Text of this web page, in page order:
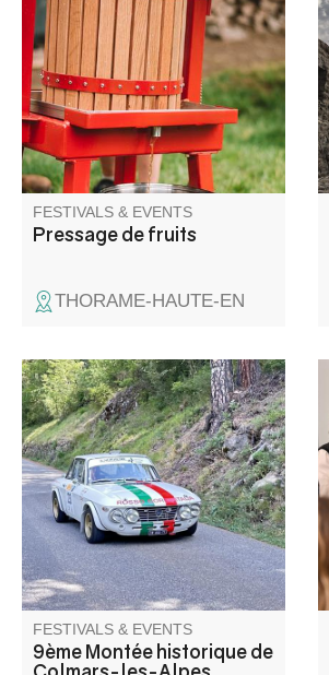
presser, pasteuriser, échanger,
et partager sans modération !
FESTIVALS & EVENTS
Pressage de fruits
THORAME-HAUTE-EN
The Montée Historique is open
to classic racing cars, as well
as prestigious, rare and
exceptional vehicles. It takes
place in the twists and turns of
the mythical Col des Champs,
overlooking the walled city.
FESTIVALS & EVENTS
9ème Montée historique de